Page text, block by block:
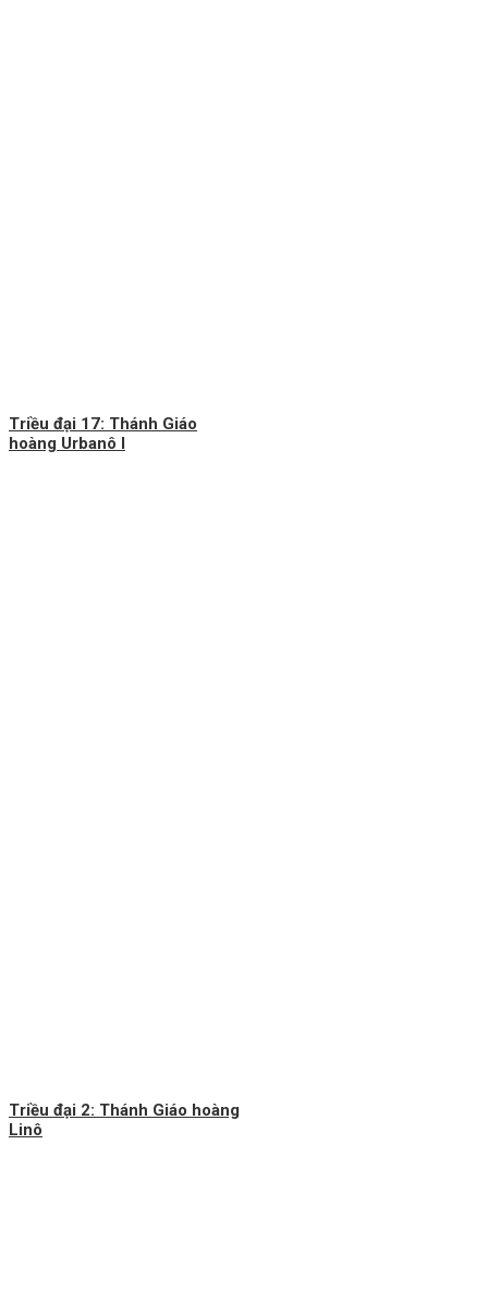
Triều đại 17: Thánh Giáo
hoàng Urbanô I
Triều đại 2: Thánh Giáo hoàng
Linô